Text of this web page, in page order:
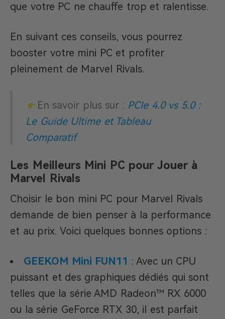
que votre PC ne chauffe trop et ralentisse.
En suivant ces conseils, vous pourrez
booster votre mini PC et profiter
pleinement de Marvel Rivals.
En savoir plus sur : PCIe 4.0 vs 5.0 :
Le Guide Ultime et Tableau
Comparatif
Les Meilleurs Mini PC pour Jouer à
Marvel Rivals
Choisir le bon mini PC pour Marvel Rivals
demande de bien penser à la performance
et au prix. Voici quelques bonnes options :
GEEKOM Mini FUN11 : Avec un CPU
puissant et des graphiques dédiés qui sont
telles que la série AMD Radeon™ RX 6000
ou la série GeForce RTX 30, il est parfait